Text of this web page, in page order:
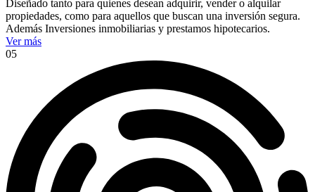
Diseñado tanto para quienes desean adquirir, vender o alquilar
propiedades, como para aquellos que buscan una inversión segura.
Además Inversiones inmobiliarias y prestamos hipotecarios.
Ver más
05